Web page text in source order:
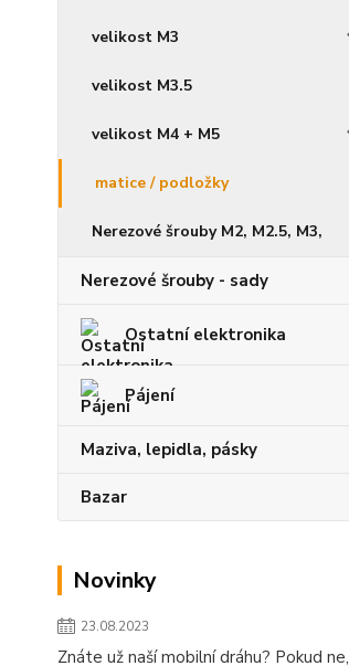
velikost M3
velikost M3.5
velikost M4 + M5
matice / podložky
Nerezové šrouby M2, M2.5, M3,
Nerezové šrouby - sady
Ostatní elektronika
Pájení
Maziva, lepidla, pásky
Bazar
Novinky
23.08.2023
Znáte už naší mobilní dráhu? Pokud ne,